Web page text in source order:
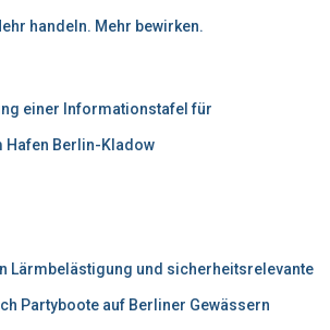
handeln. Mehr bewirken.
einer Informationstafel für
Berlin-Kladow
Lärmbelästigung und sicherheitsrelevante
Partyboote auf Berliner Gewässern